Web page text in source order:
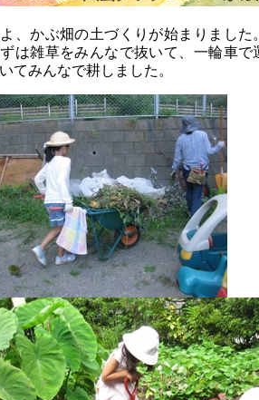
、かぶ畑の土づくりが始まりまし
は雑草をみんなで抜いて、一輪車
てみんなで耕しました。